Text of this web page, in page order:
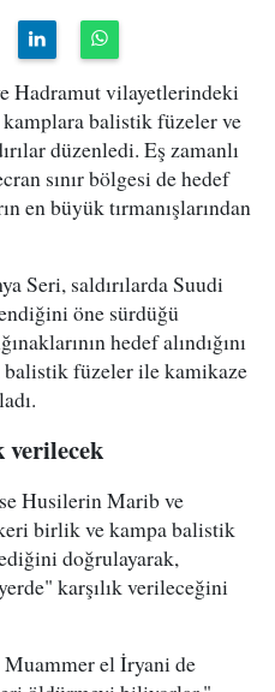
Hadramut vilayetlerindeki
balistik füzeler ve
düzenledi. Eş zamanlı
sınır bölgesi de hedef
en büyük tırmanışlarından
Seri, saldırılarda Suudi
öne sürdüğü
hedef alındığını
balistik füzeler ile kamikaze
verilecek
Husilerin Marib ve
birlik ve kampa balistik
doğrulayarak,
karşılık verileceğini
Muammer el İryani de